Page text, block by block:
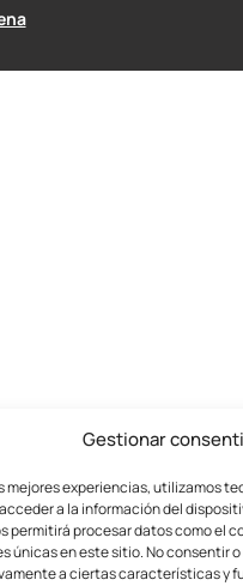
Gestionar
mejores experiencias, utilizamos
a la información del
permitirá procesar datos como el
únicas en este sitio. No consentir
a ciertas características y